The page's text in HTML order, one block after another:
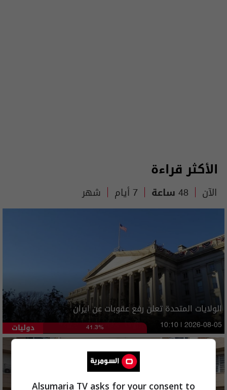
الأكثر قراءة
الآن 48 ساعة 7 أيام شهر
الولايات المتحدة تعلن رفع عقوبات عن ايران
دوليات 41.3% 10:10 | 2026-08-05
Alsumaria TV asks for your consent to